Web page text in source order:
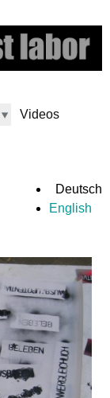
Videos
Deutsch
English